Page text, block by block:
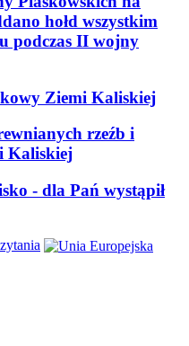
hołd wszystkim
podczas II wojny
Ziemi Kaliskiej
rzeźb i
Kaliskiej
- dla Pań wystąpił